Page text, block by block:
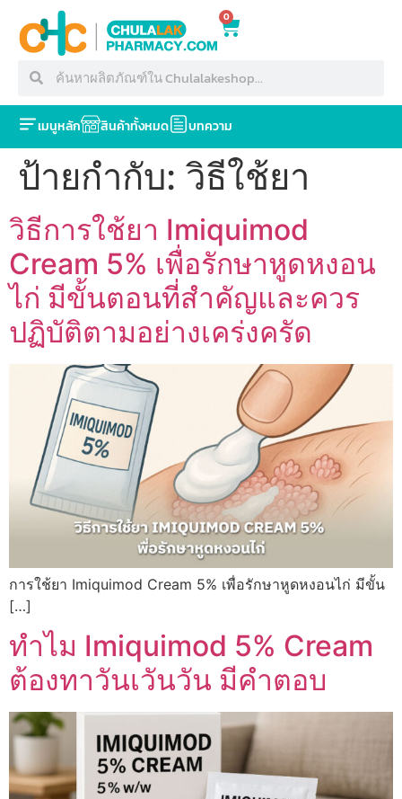
0
เมนูหลัก สินค้าทั้งหมด บทความ
ป้ายกำกับ: วิธีใช้ยา
วิธีการใช้ยา Imiquimod
Cream 5% เพื่อรักษาหูดหงอน
ไก่ มีขั้นตอนที่สำคัญและควร
ปฏิบัติตามอย่างเคร่งครัด
การใช้ยา Imiquimod Cream 5% เพื่อรักษาหูดหงอนไก่ มีขั้น
[…]
ทำไม Imiquimod 5% Cream
ต้องทาวันเวันวัน มีคำตอบ